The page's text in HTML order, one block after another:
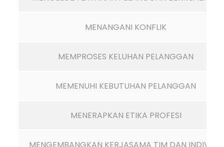
MENANGANI KONFLIK
MEMPROSES KELUHAN PELANGGAN
MEMENUHI KEBUTUHAN PELANGGAN
MENERAPKAN ETIKA PROFESI